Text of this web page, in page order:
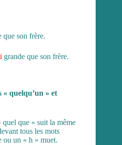
que son frère.
grande que son frère.
« quelqu’un » et
que » suit la même
tous les mots
ou un « h » muet.